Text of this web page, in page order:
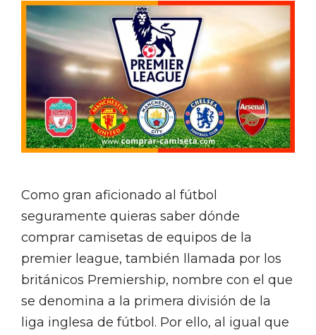
Como gran aficionado al fútbol
seguramente quieras saber dónde
comprar camisetas de equipos de la
premier league, también llamada por los
británicos Premiership, nombre con el que
se denomina a la primera división de la
liga inglesa de fútbol. Por ello, al igual que